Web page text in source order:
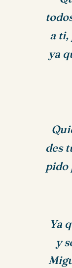
a ti,
ya
des
pido
Ya
y